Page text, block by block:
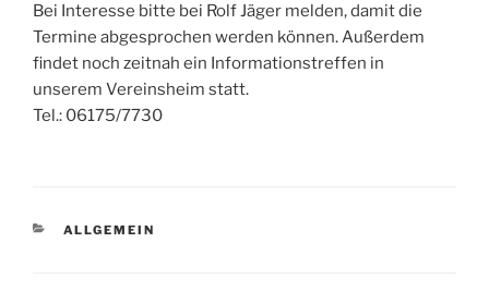
Bei Interesse bitte bei Rolf Jäger melden, damit die
Termine abgesprochen werden können. Außerdem
findet noch zeitnah ein Informationstreffen in
unserem Vereinsheim statt.
Tel.: 06175/7730
KATEGORIEN
ALLGEMEIN